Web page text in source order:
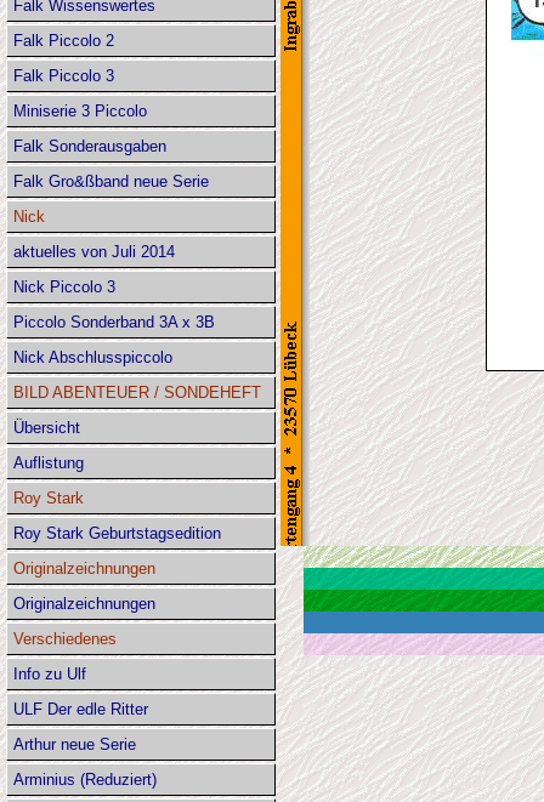
Falk Wissenswertes
Falk Piccolo 2
Falk Piccolo 3
Miniserie 3 Piccolo
Falk Sonderausgaben
Falk Gro&ßband neue Serie
Nick
aktuelles von Juli 2014
Nick Piccolo 3
Piccolo Sonderband 3A x 3B
Nick Abschlusspiccolo
BILD ABENTEUER / SONDEHEFT
Übersicht
Auflistung
Roy Stark
Roy Stark Geburtstagsedition
Originalzeichnungen
Originalzeichnungen
Verschiedenes
Info zu Ulf
ULF Der edle Ritter
Arthur neue Serie
Arminius (Reduziert)